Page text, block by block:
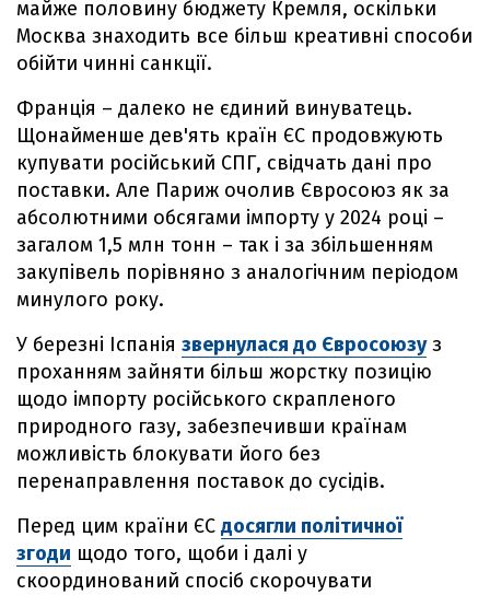
майже половину бюджету Кремля, оскільки
Москва знаходить все більш креативні способи
обійти чинні санкції.
Франція – далеко не єдиний винуватець.
Щонайменше дев'ять країн ЄС продовжують
купувати російський СПГ, свідчать дані про
поставки. Але Париж очолив Євросоюз як за
абсолютними обсягами імпорту у 2024 році –
загалом 1,5 млн тонн – так і за збільшенням
закупівель порівняно з аналогічним періодом
минулого року.
У березні Іспанія звернулася до Євросоюзуз
проханням зайняти більш жорстку позицію
щодо імпорту російського скрапленого
природного газу, забезпечивши країнам
можливість блокувати його без
перенаправлення поставок до сусідів.
Перед цим країни ЄС досягли політичної
згоди щодо того, щоби і далі у
скоординований спосіб скорочувати